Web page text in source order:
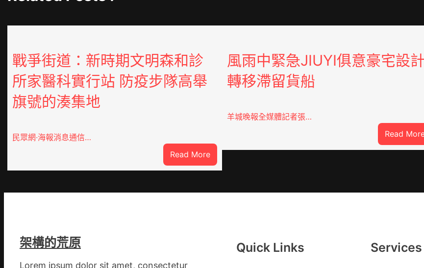
戰爭街道：新時期文明森和診
所家醫科實行站 防疫步隊高舉
旗號的湊集地
民眾網·海報消息通信…
Read More:
戰
街
風雨中緊急JIUYI俱意豪宅設計
轉移滯留貨船
羊城晚報全媒體記者張…
Read
架構的荒原
Lorem ipsum dolor sit amet, consectetur
Quick Links Services